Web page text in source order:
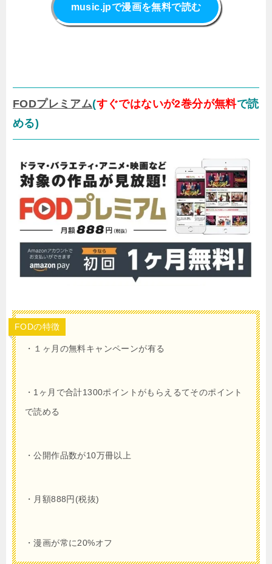
music.jpで漫画を無料で読む
FODプレミアム(すぐではないが2巻分が無料で読
める)
FODの特徴
・１ヶ月 の無料キャンペーンが有る
・ 1 ヶ月で合計1300ポイントがもらえるてそのポイント
で読める
・公開作品数が10万冊以上
・月額888円(税抜)
・漫画が常に20%オフ